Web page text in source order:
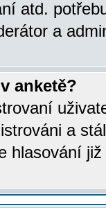
atd.
a
anketě?
a
hlasování